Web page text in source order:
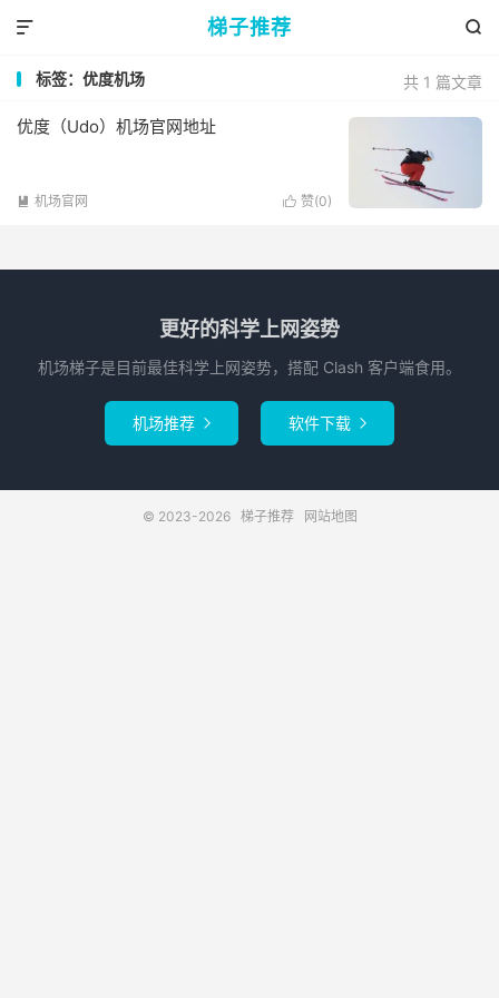
梯子推荐 

共 1 篇文章
标签：优度机场
优度（Udo）机场官网地址
 赞(0)
 机场官网
更好的科学上网姿势
机场梯子是目前最佳科学上网姿势，搭配 Clash 客户端食用。
机场推荐  软件下载 
© 2023-2026 梯子推荐 网站地图